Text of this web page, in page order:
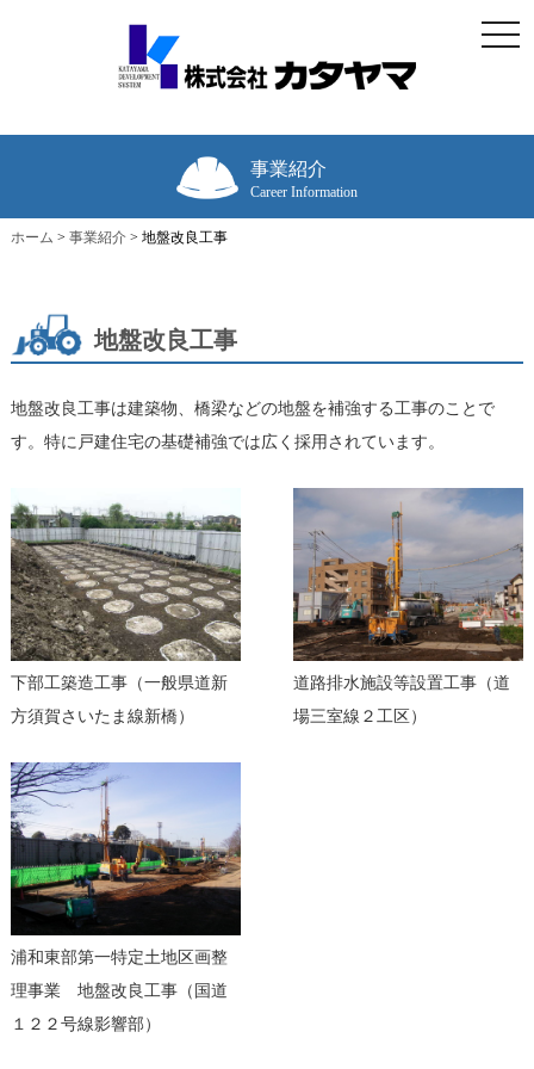
事業紹介
Career Information
ホーム > 事業紹介> 地盤改良工事
地盤改良工事
地盤改良工事は建築物、橋梁などの地盤を補強する工事のことで
す。特に戸建住宅の基礎補強では広く採用されています。
下部工築造工事（一般県道新
方須賀さいたま線新橋）
道路排水施設等設置工事（道
場三室線２工区）
浦和東部第一特定土地区画整
理事業 地盤改良工事（国道
１２２号線影響部）